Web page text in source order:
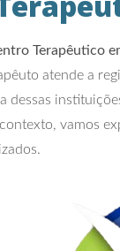
Terapêutico
atende a
dessas
vamos